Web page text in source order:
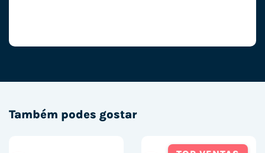
Também podes gostar